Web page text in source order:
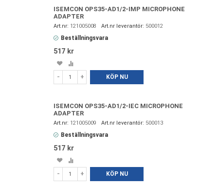
ISEMCON OPS35-AD1/2-IMP MICROPHONE
ADAPTER
121005008 500012
Beställningsvara
517 kr
Spara
i
favoriter
Lägg
till
- + KÖP NU
ISEMCON OPS35-AD1/2-IEC MICROPHONE
ADAPTER
121005009 500013
Beställningsvara
517 kr
Spara
i
favoriter
Lägg
till
- + KÖP NU